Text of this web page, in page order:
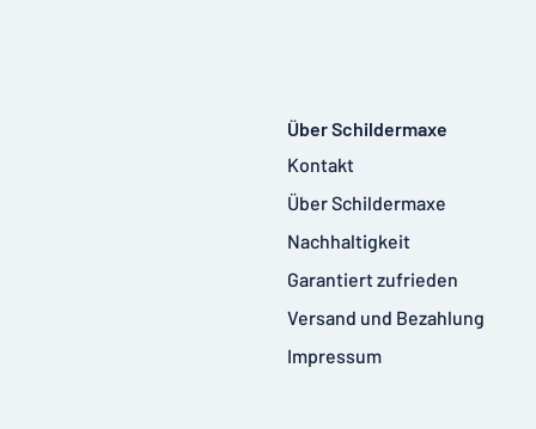
Über Schildermaxe
Kontakt
Über Schildermaxe
Nachhaltigkeit
Garantiert zufrieden
Versand und Bezahlung
Impressum